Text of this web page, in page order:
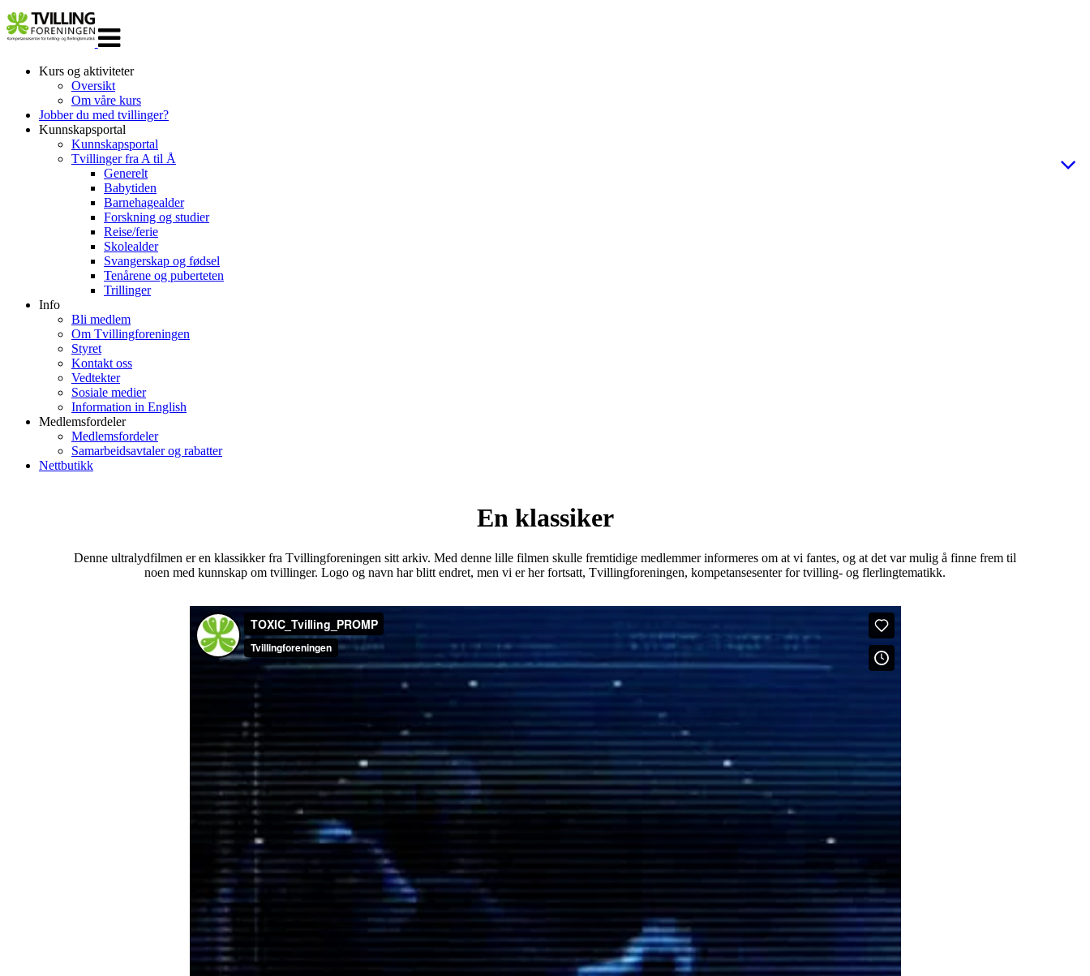
navigasjon
Kurs og aktiviteter
Oversikt
Om våre kurs
Jobber du med tvillinger?
Kunnskapsportal
Kunnskapsportal
Tvillinger fra A til Å
Generelt
Babytiden
Barnehagealder
Forskning og studier
Reise/ferie
Skolealder
Svangerskap og fødsel
Tenårene og puberteten
Trillinger
Info
Bli medlem
Om Tvillingforeningen
Styret
Kontakt oss
Vedtekter
Sosiale medier
Information in English
Medlemsfordeler
Medlemsfordeler
Samarbeidsavtaler og rabatter
Nettbutikk
En klassiker
Denne ultralydfilmen er en klassikker fra Tvillingforeningen sitt arkiv. Med denne lille filmen skulle fremtidige medlemmer informeres om at vi fantes, og at det var mulig å finne frem til
noen med kunnskap om tvillinger. Logo og navn har blitt endret, men vi er her fortsatt, Tvillingforeningen, kompetansesenter for tvilling- og flerlingtematikk.